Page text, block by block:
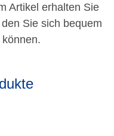
Artikel erhalten Sie
Sie sich bequem